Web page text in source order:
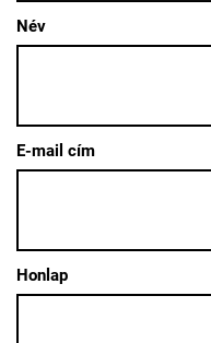
Név
E-mail cím
Honlap